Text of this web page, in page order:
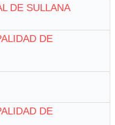
DE SULLANA
DE
DE